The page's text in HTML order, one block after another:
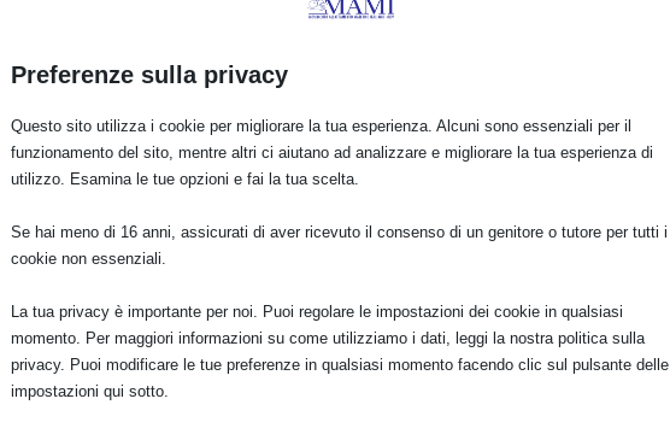
Preferenze sulla privacy
Questo sito utilizza i cookie per migliorare la tua esperienza. Alcuni sono essenziali per il
funzionamento del sito, mentre altri ci aiutano ad analizzare e migliorare la tua esperienza di
utilizzo. Esamina le tue opzioni e fai la tua scelta.
Se hai meno di 16 anni, assicurati di aver ricevuto il consenso di un genitore o tutore per tutti i
cookie non essenziali.
La tua privacy è importante per noi. Puoi regolare le impostazioni dei cookie in qualsiasi
momento. Per maggiori informazioni su come utilizziamo i dati, leggi la nostra politica sulla
privacy. Puoi modificare le tue preferenze in qualsiasi momento facendo clic sul pulsante delle
impostazioni qui sotto.